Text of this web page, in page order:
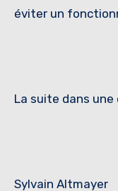
éviter un
La suite dans
Sylvain Altmayer